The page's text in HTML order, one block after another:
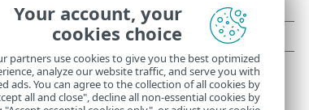
Your account, your
cookies choice
partners use cookies to give you the best optimized
analyze our website traffic, and serve you with
ads. You can agree to the collection of all cookies by
all and close", decline all non-essential cookies by